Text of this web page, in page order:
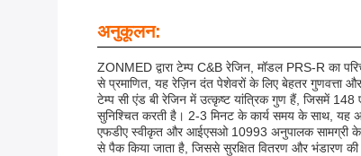
अनुकूलन:
ZONMED द्वारा टेम्प C&B रेजिन, मॉडल PRS-R का
से प्रमाणित, यह रेज़िन दंत पेशेवरों के लिए बेहतर गुणवत्ता और
टेम्प सी एंड बी रेजिन में उत्कृष्ट यांत्रिक गुण हैं, जिसमें
सुनिश्चित करती है। 2-3 मिनट के कार्य समय के साथ,
एफडीए स्वीकृत और आईएसओ 10993 अनुपालक सामग्री के
से पैक किया जाता है, जिससे सुरक्षित वितरण और भंडारण की